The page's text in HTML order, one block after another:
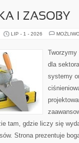
I ZASOBY
LIP - 1 - 2026
Tworzymy
dla
systemy
tam, gdzie liczy się
Strona prezentuje